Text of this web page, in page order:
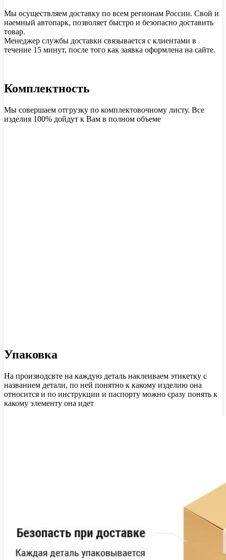
Мы осуществляем доставку по всем регионам России. Свой и
наемный автопарк, позволяет быстро и безопасно доставить
товар.
Менеджер службы доставки связывается с клиентами в
течение 15 минут, после того как заявка оформлена на сайте.
Комплектность
Мы совершаем отгрузку по комплектовочному листу. Все
изделия 100% дойдут к Вам в полном объеме
Упаковка
На производсвте на каждую деталь наклеиваем этикетку с
названием детали, по ней понятно к какому изделию она
относится и по инструкции и паспорту можно сразу понять к
какому элементу она идет